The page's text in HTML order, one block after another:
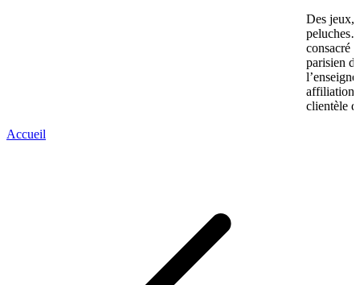
Des jeux,
consacré
parisien
affiliation)
clientèle
Accueil